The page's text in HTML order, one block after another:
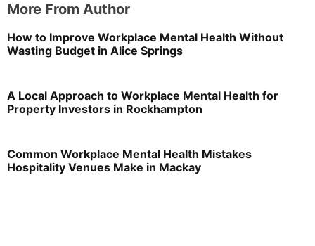
More From Author
How to Improve Workplace Mental Health Without
Wasting Budget in Alice Springs
A Local Approach to Workplace Mental Health for
Property Investors in Rockhampton
Common Workplace Mental Health Mistakes
Hospitality Venues Make in Mackay